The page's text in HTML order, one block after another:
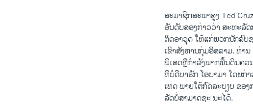
ສະມາຊິກ​ສະພາ​ສູງ Ted
ອັນ​ດັບ​ສອງ​ກ່າວ​ວ່າ ສະຫະລັ
ຕິດ​ອາວຸດ ​ໃຫ້​ແກ່​ພວກ​ນັກລົບ​
ເຂົາ​ສັງຫານ​ກຸ່ມ​ອິສລາມ. ທ່າ
ພິ​ເສດ​ຫຼື​ກຳລັງ​ພາກພື້ນດິນຄວ
ທິບໍດີ​ບາຣັກ ​ໂອ​ບາ​ມາ ​ໂດຍ​ກ່
ເທດ ພາຍ​ໃຕ້​ກົດ​ລະບຽບ ຂອ
ລັດ​ບໍ່​ສາມາດ​ຊະ ນະ​ໄດ້.